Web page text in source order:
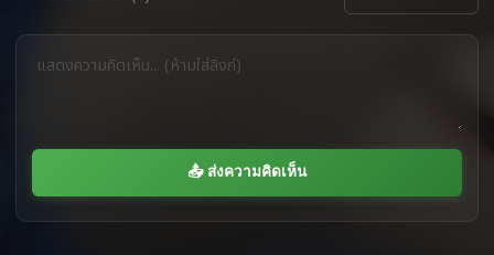
📤 ส่งความคิดเห็น